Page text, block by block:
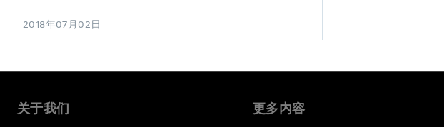
2018年07月02日
关于我们 更多内容